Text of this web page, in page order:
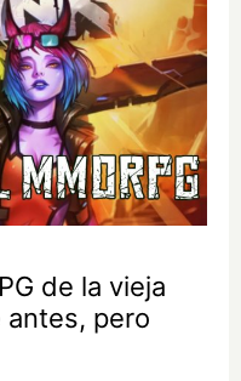
de la vieja
antes, pero